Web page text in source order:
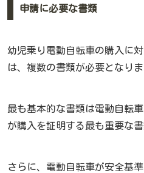
申請に必要な書類
幼児乗り電動自転車の購入に
は、複数の書類が必要となりま
最も基本的な書類は電動自転
が購入を証明する最も重要な書
さらに、電動自転車が安全基